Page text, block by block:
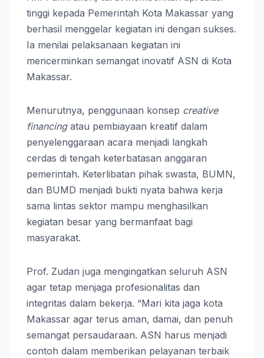
tinggi kepada Pemerintah Kota Makassar yang
berhasil menggelar kegiatan ini dengan sukses.
Ia menilai pelaksanaan kegiatan ini
mencerminkan semangat inovatif ASN di Kota
Makassar.
Menurutnya, penggunaan konsep creative
financingatau pembiayaan kreatif dalam
penyelenggaraan acara menjadi langkah
cerdas di tengah keterbatasan anggaran
pemerintah. Keterlibatan pihak swasta, BUMN,
dan BUMD menjadi bukti nyata bahwa kerja
sama lintas sektor mampu menghasilkan
kegiatan besar yang bermanfaat bagi
masyarakat.
Prof. Zudan juga mengingatkan seluruh ASN
agar tetap menjaga profesionalitas dan
integritas dalam bekerja. “Mari kita jaga kota
Makassar agar terus aman, damai, dan penuh
semangat persaudaraan. ASN harus menjadi
contoh dalam memberikan pelayanan terbaik